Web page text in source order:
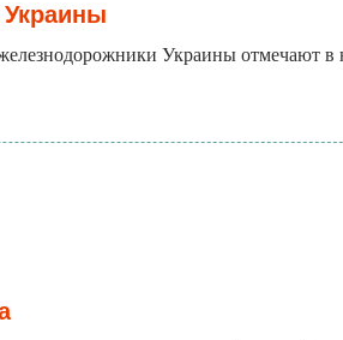
Украины отмечают в